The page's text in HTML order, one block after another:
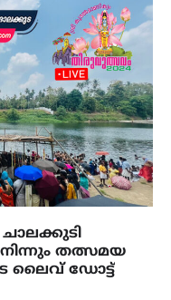
തത്സമയ
ലൈവ് ഡോട്ട്